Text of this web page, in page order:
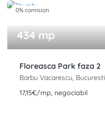
0% comision
434 mp
Floreasca Park faza 2
Barbu Vacarescu, Bucuresti
17,15€/mp, negociabil